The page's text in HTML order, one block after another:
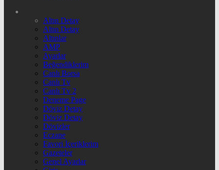
Altın Detay
Altın Detay
Altınlar
AMP
Ayarlar
Beğendiklerim
Canlı Borsa
Canlı Tv
Canlı Tv 2
Deneme Page
Döviz Detay
Döviz Detay
Dövizler
Eczane
Favori İçeriklerim
Gazeteler
Genel Ayarlar